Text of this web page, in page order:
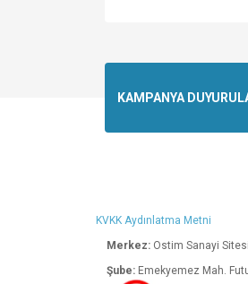
Ürün resmi
KAMPANYA
KVKK Aydınlatma Metni
Merkez: Ostim
Şube: Emekyemez